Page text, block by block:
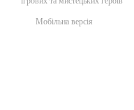
Мобільна версія